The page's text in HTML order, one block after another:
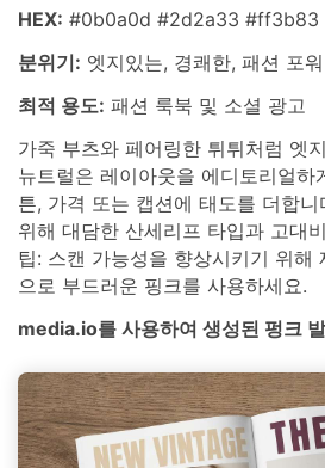
HEX: #0b0a0d #2d2a33 #ff3b83
분위기: 엣지있는, 경쾌한, 패션 포
최적 용도: 패션 룩북 및 소셜 광고
가죽 부츠와 페어링한 튀튀처럼 엣
뉴트럴은 레이아웃을 에디토리얼하
튼, 가격 또는 캡션에 태도를 더합
위해 대담한 산세리프 타입과 고대
팁: 스캔 가능성을 향상시키기 위해
으로 부드러운 핑크를 사용하세요.
media.io를 사용하여 생성된 펑크